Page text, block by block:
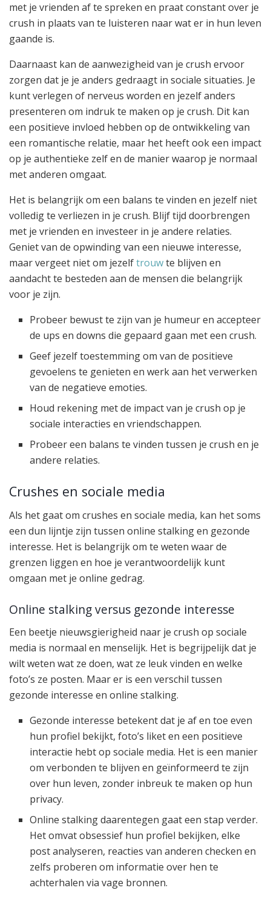
met je vrienden af te spreken en praat constant over je
crush in plaats van te luisteren naar wat er in hun leven
gaande is.
Daarnaast kan de aanwezigheid van je crush ervoor
zorgen dat je je anders gedraagt in sociale situaties. Je
kunt verlegen of nerveus worden en jezelf anders
presenteren om indruk te maken op je crush. Dit kan
een positieve invloed hebben op de ontwikkeling van
een romantische relatie, maar het heeft ook een impact
op je authentieke zelf en de manier waarop je normaal
met anderen omgaat.
Het is belangrijk om een balans te vinden en jezelf niet
volledig te verliezen in je crush. Blijf tijd doorbrengen
met je vrienden en investeer in je andere relaties.
Geniet van de opwinding van een nieuwe interesse,
maar vergeet niet om jezelftrouwte blijven en
aandacht te besteden aan de mensen die belangrijk
voor je zijn.
Probeer bewust te zijn van je humeur en accepteer
de ups en downs die gepaard gaan met een crush.
Geef jezelf toestemming om van de positieve
gevoelens te genieten en werk aan het verwerken
van de negatieve emoties.
Houd rekening met de impact van je crush op je
sociale interacties en vriendschappen.
Probeer een balans te vinden tussen je crush en je
andere relaties.
Crushes en sociale media
Als het gaat om crushes en sociale media, kan het soms
een dun lijntje zijn tussen online stalking en gezonde
interesse. Het is belangrijk om te weten waar de
grenzen liggen en hoe je verantwoordelijk kunt
omgaan met je online gedrag.
Online stalking versus gezonde interesse
Een beetje nieuwsgierigheid naar je crush op sociale
media is normaal en menselijk. Het is begrijpelijk dat je
wilt weten wat ze doen, wat ze leuk vinden en welke
foto’s ze posten. Maar er is een verschil tussen
gezonde interesse en online stalking.
Gezonde interesse betekent dat je af en toe even
hun profiel bekijkt, foto’s liket en een positieve
interactie hebt op sociale media. Het is een manier
om verbonden te blijven en geïnformeerd te zijn
over hun leven, zonder inbreuk te maken op hun
privacy.
Online stalking daarentegen gaat een stap verder.
Het omvat obsessief hun profiel bekijken, elke
post analyseren, reacties van anderen checken en
zelfs proberen om informatie over hen te
achterhalen via vage bronnen.